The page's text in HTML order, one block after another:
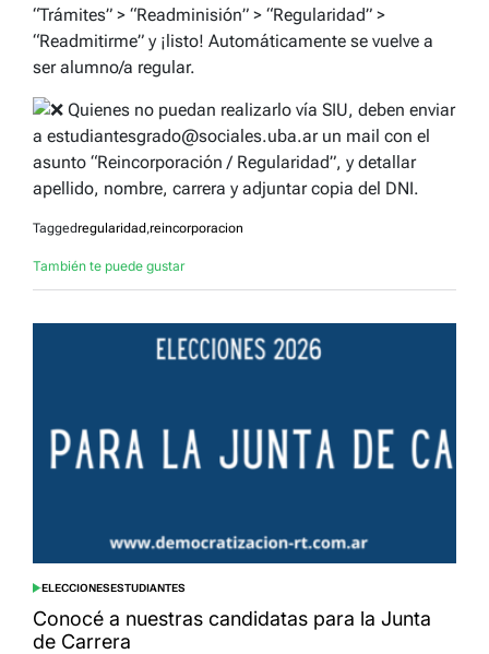
“Trámites” > “Readminisión” > “Regularidad” >
“Readmitirme” y ¡listo! Automáticamente se vuelve a
ser alumno/a regular.
Quienes no puedan realizarlo vía SIU, deben enviar
a estudiantesgrado@sociales.uba.ar un mail con el
asunto “Reincorporación / Regularidad”, y detallar
apellido, nombre, carrera y adjuntar copia del DNI.
Taggedregularidad ,reincorporacion
También te puede gustar
POSTED
IN
ELECCIONESESTUDIANTES
Conocé a nuestras candidatas para la Junta
de Carrera